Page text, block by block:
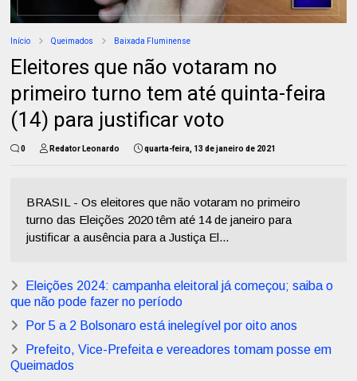
Início Queimados Baixada Fluminense
Eleitores que não votaram no
primeiro turno tem até quinta-feira
(14) para justificar voto
0 Redator Leonardo quarta-feira, 13 de janeiro de 2021
BRASIL - Os eleitores que não votaram no primeiro
turno das Eleições 2020 têm até 14 de janeiro para
justificar a ausência para a Justiça El...
Eleições 2024: campanha eleitoral já começou; saiba o
que não pode fazer no período
Por 5 a 2 Bolsonaro está inelegível por oito anos
Prefeito, Vice-Prefeita e vereadores tomam posse em
Queimados